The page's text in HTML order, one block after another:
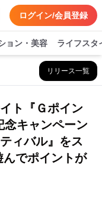
ログイン/会員登録
ョン・美容 ライフスタ
リリース一覧
ト『Ｇポイン
念キャンペーン
ィバル』をス
でポイントが